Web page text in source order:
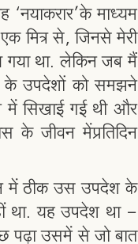
माध्यम
मित्र से, जिनसे मेरी
गया था. लेकिन जब मैं
के उपदेशों को समझने
में सिखाई गई थी और
के जीवन मेंप्रतिदिन
में ठीक उस उपदेश के
था. यह उपदेश था -
पढ़ा उसमें से जो बात